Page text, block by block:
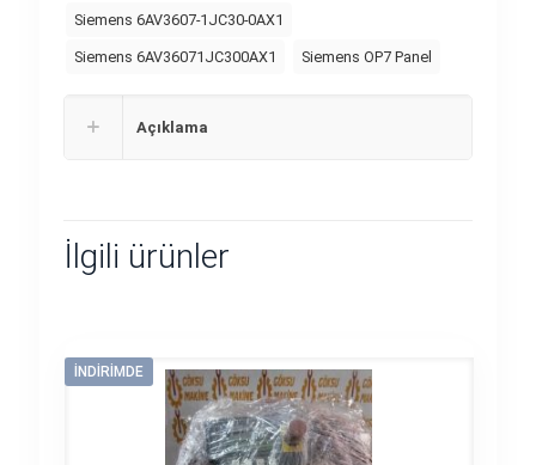
Siemens 6AV3607-1JC30-0AX1
Siemens 6AV36071JC300AX1 Siemens OP7 Panel
Açıklama
İlgili ürünler
İNDIRIMDE